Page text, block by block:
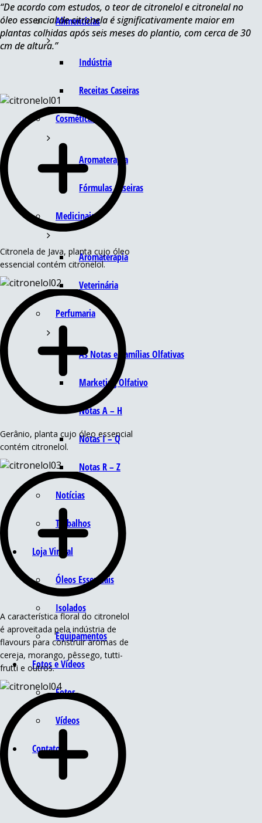
Alimentícias
Indústria
Receitas Caseiras
Cosméticas
Aromaterapia
Fórmulas Caseiras
Medicinais
Aromaterapia
Veterinária
Perfumaria
As Notas e Famílias Olfativas
Marketing Olfativo
Notas A – H
Notas I – Q
Notas R – Z
Notícias
Trabalhos
Loja Virtual
Óleos Essenciais
Isolados
Equipamentos
Fotos e Vídeos
Fotos
Vídeos
Contato
“De acordo com estudos, o teor de citronelol e citronelal no
óleo essencial de citronela é significativamente maior em
plantas colhidas após seis meses do plantio, com cerca de 30
cm de altura.”
Citronela de Java, planta cujo óleo
essencial contém citronelol.
Gerânio, planta cujo óleo essencial
contém citronelol.
A característica floral do citronelol
é aproveitada pela indústria de
flavours para construir aromas de
cereja, morango, pêssego, tutti-
frutti e outros.